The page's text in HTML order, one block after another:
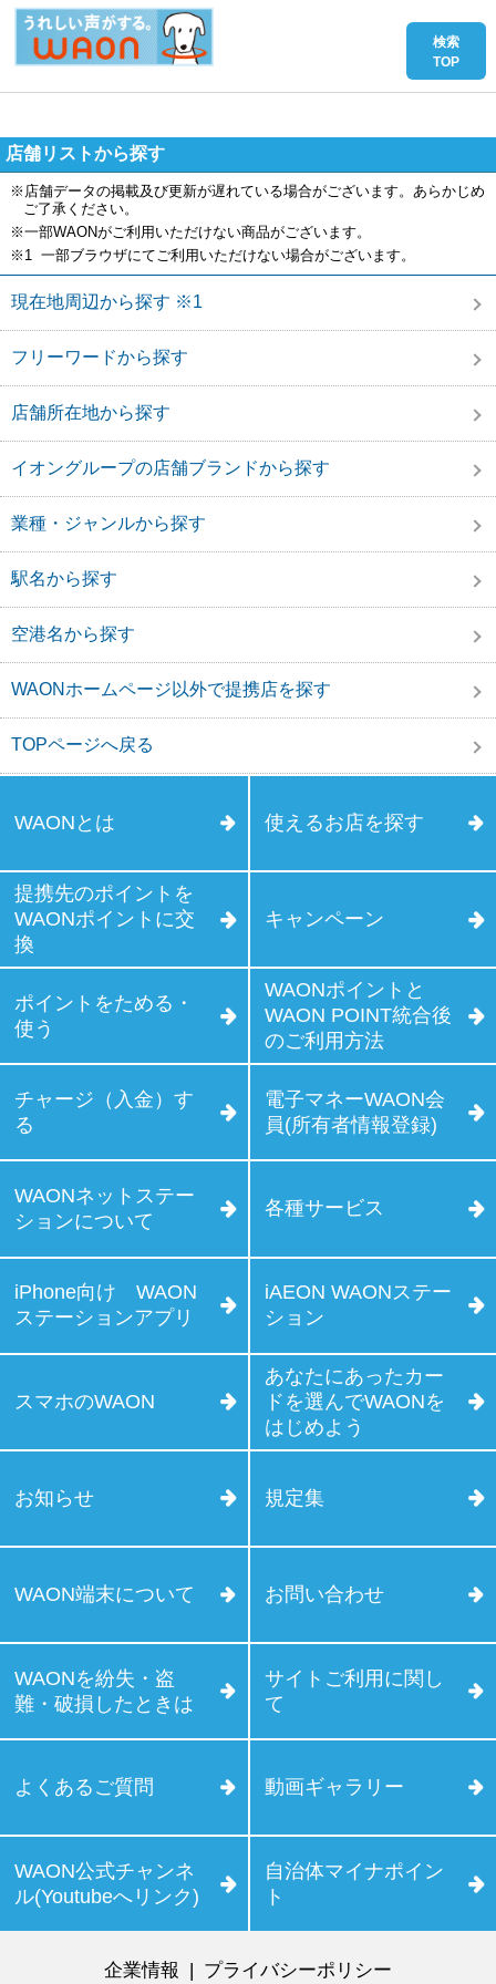
店舗リストから探す
※店舗データの掲載及び更新が遅れている場合がございます。あらかじめ
ご了承ください。
※一部WAONがご利用いただけない商品がございます。
※1 一部ブラウザにてご利用いただけない場合がございます。
現在地周辺から探す ※1
フリーワードから探す
店舗所在地から探す
イオングループの店舗ブランドから探す
業種・ジャンルから探す
駅名から探す
空港名から探す
WAONホームページ以外で提携店を探す
TOPページへ戻る